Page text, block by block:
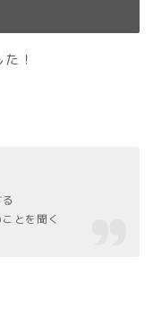
！
とを聞く